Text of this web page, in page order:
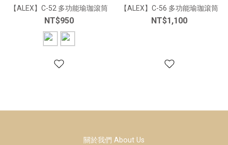
【ALEX】C-52 多功能瑜珈滾筒
NT$950
【ALEX】C-56 多功能瑜珈滾筒
NT$1,100
關於我們 About Us